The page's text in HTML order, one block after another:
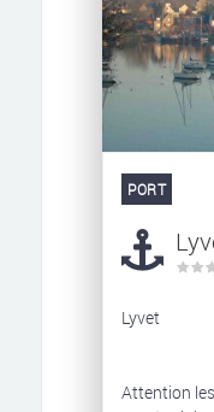
PORT
Lyvet
Attention